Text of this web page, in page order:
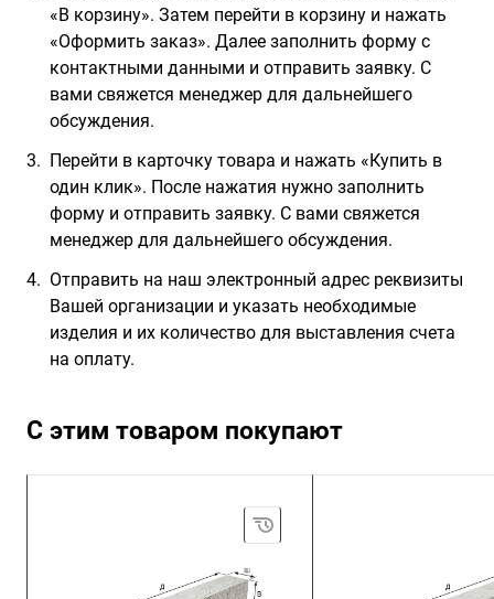
«В корзину». Затем перейти в корзину и нажать
«Оформить заказ». Далее заполнить форму с
контактными данными и отправить заявку. С
вами свяжется менеджер для дальнейшего
обсуждения.
Перейти в карточку товара и нажать «Купить в
один клик». После нажатия нужно заполнить
форму и отправить заявку. С вами свяжется
менеджер для дальнейшего обсуждения.
Отправить на наш электронный адрес реквизиты
Вашей организации и указать необходимые
изделия и их количество для выставления счета
на оплату.
С этим товаром покупают